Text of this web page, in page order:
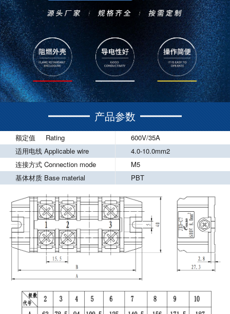
产品参数
额定值 Rating
600V/35A
适用电线 Applicable wire
4.0-10.0mm2
连接方式 Connection mode
M5
基体材质 Base material
PBT